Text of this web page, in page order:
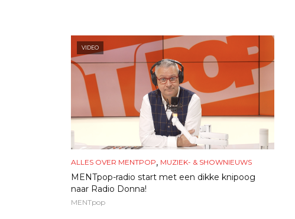
VIDEO
ALLES OVER MENTPOP, MUZIEK- & SHOWNIEUWS
MENTpop-radio start met een dikke knipoog
naar Radio Donna!
MENTpop